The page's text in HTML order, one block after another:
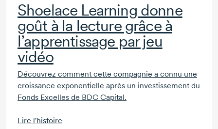
Shoelace Learning donne
goût à la lecture grâce à
l’apprentissage par jeu
vidéo
Découvrez comment cette compagnie a connu une
croissance exponentielle après un investissement du
Fonds Excelles de BDC Capital.
Lire l'histoire